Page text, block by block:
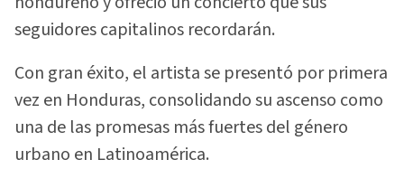
seguidores capitalinos recordarán.
Con gran éxito, el artista se presentó por primera
vez en Honduras, consolidando su ascenso como
una de las promesas más fuertes del género
urbano en Latinoamérica.